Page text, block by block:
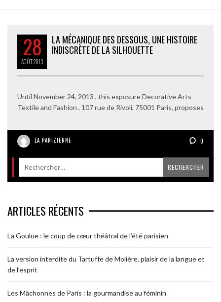
28
AOÛT2013
LA MÉCANIQUE DES DESSOUS, UNE HISTOIRE
INDISCRÈTE DE LA SILHOUETTE
Until November 24, 2013 , this exposure Decorative Arts
Textile and Fashion , 107 rue de Rivoli, 75001 Paris, proposes
LA PARIZIENNE 0
ARTICLES RÉCENTS
La Goulue : le coup de cœur théâtral de l’été parisien
La version interdite du Tartuffe de Molière, plaisir de la langue et
de l’esprit
Les Mâchonnes de Paris : la gourmandise au féminin